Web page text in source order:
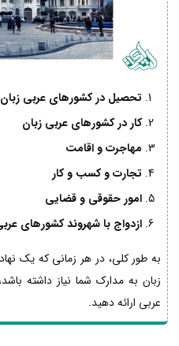
تحصیل در کشورهای عربی زبان
کار در کشورهای عربی زبان
مهاجرت و اقامت
تجارت و کسب و کار
امور حقوقی و قضایی
ازدواج با شهروند کشورهای
به طور کلی، در هر زمانی که یک
زبان به مدارک شما نیاز داشته
عربی ارائه دهید.